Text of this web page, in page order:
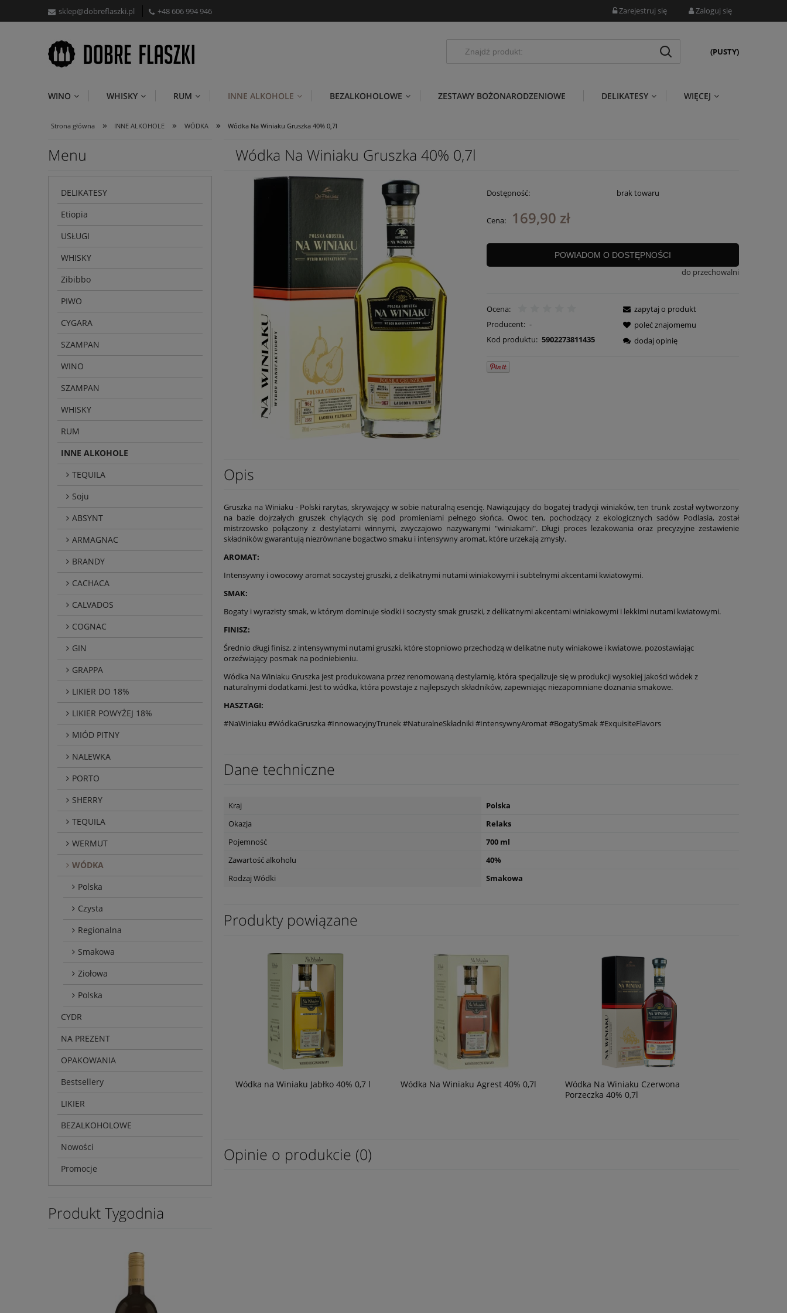
sklep@dobreflaszki.pl +48 606 994 946 Zarejestruj się Zaloguj się
(PUSTY)
WINO WHISKY RUM INNE ALKOHOLE BEZALKOHOLOWE ZESTAWY BOŻONARODZENIOWE DELIKATESY WIĘCEJ
Strona główna » INNE ALKOHOLE » WÓDKA » Wódka Na Winiaku Gruszka 40% 0,7l
Menu
DELIKATESY
Etiopia
USŁUGI
WHISKY
Zibibbo
PIWO
CYGARA
SZAMPAN
WINO
SZAMPAN
WHISKY
RUM
INNE ALKOHOLE
TEQUILA
Soju
ABSYNT
ARMAGNAC
BRANDY
CACHACA
CALVADOS
COGNAC
GIN
GRAPPA
LIKIER DO 18%
LIKIER POWYŻEJ 18%
MIÓD PITNY
NALEWKA
PORTO
SHERRY
TEQUILA
WERMUT
WÓDKA
Polska
Czysta
Regionalna
Smakowa
Ziołowa
Polska
CYDR
NA PREZENT
OPAKOWANIA
Bestsellery
LIKIER
BEZALKOHOLOWE
Nowości
Promocje
Produkt Tygodnia
Wódka Na Winiaku Gruszka 40% 0,7l
Dostępność: brak towaru
Cena: 169,90 zł
POWIADOM O DOSTĘPNOŚCI
do przechowalni
Ocena:
Producent: -
Kod produktu: 5902273811435
zapytaj o produkt
poleć znajomemu
dodaj opinię
Opis
Gruszka na Winiaku - Polski rarytas, skrywający w sobie naturalną esencję. Nawiązujący do bogatej tradycji winiaków, ten trunk został wytworzony
na bazie dojrzałych gruszek chylących się pod promieniami pełnego słońca. Owoc ten, pochodzący z ekologicznych sadów Podlasia, został
mistrzowsko połączony z destylatami winnymi, zwyczajowo nazywanymi "winiakami". Długi proces leżakowania oraz precyzyjne zestawienie
składników gwarantują niezrównane bogactwo smaku i intensywny aromat, które urzekają zmysły.
AROMAT:
Intensywny i owocowy aromat soczystej gruszki, z delikatnymi nutami winiakowymi i subtelnymi akcentami kwiatowymi.
SMAK:
Bogaty i wyrazisty smak, w którym dominuje słodki i soczysty smak gruszki, z delikatnymi akcentami winiakowymi i lekkimi nutami kwiatowymi.
FINISZ:
Średnio długi finisz, z intensywnymi nutami gruszki, które stopniowo przechodzą w delikatne nuty winiakowe i kwiatowe, pozostawiając
orzeźwiający posmak na podniebieniu.
Wódka Na Winiaku Gruszka jest produkowana przez renomowaną destylarnię, która specjalizuje się w produkcji wysokiej jakości wódek z
naturalnymi dodatkami. Jest to wódka, która powstaje z najlepszych składników, zapewniając niezapomniane doznania smakowe.
HASZTAGI:
#NaWiniaku #WódkaGruszka #InnowacyjnyTrunek #NaturalneSkładniki #IntensywnyAromat #BogatySmak #ExquisiteFlavors
Dane techniczne
Kraj
Polska
Okazja
Relaks
Pojemność
700 ml
Zawartość alkoholu
40%
Rodzaj Wódki
Smakowa
Produkty powiązane
Wódka na Winiaku Jabłko 40% 0,7 l Wódka Na Winiaku Agrest 40% 0,7l
Wódka Na Winiaku Czerwona
Porzeczka 40% 0,7l
Opinie o produkcie (0)